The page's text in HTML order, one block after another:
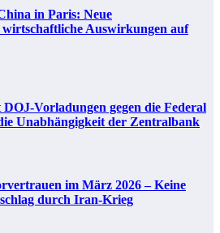
in Paris: Neue
Auswirkungen auf
Vorladungen gegen die Federal
Unabhängigkeit der Zentralbank
im März 2026 – Keine
durch Iran-Krieg